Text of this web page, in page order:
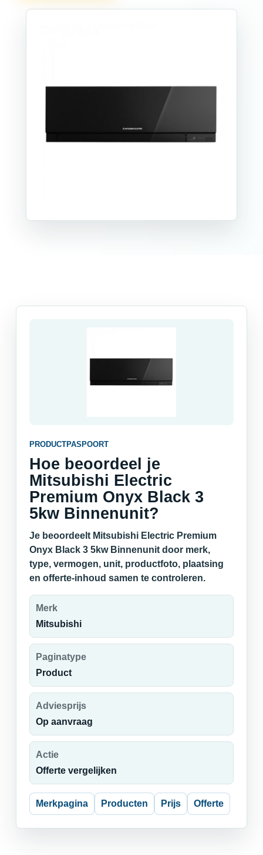
PRODUCTPASPOORT
Hoe beoordeel je
Mitsubishi Electric
Premium Onyx Black 3
5kw Binnenunit?
Je beoordeelt Mitsubishi Electric Premium
Onyx Black 3 5kw Binnenunit door merk,
type, vermogen, unit, productfoto, plaatsing
en offerte-inhoud samen te controleren.
Merk
Mitsubishi
Paginatype
Product
Adviesprijs
Op aanvraag
Actie
Offerte vergelijken
Merkpagina Producten Prijs Offerte